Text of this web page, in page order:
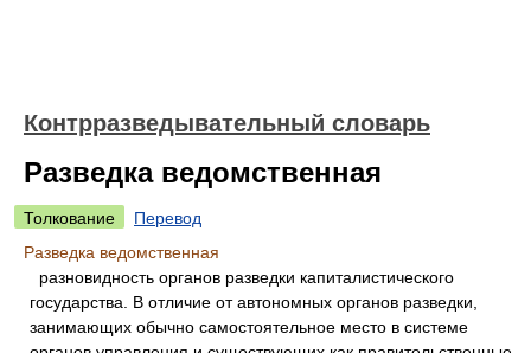
Контрразведывательный словарь
Разведка ведомственная
Толкование
Перевод
Разведка ведомственная
разновидность органов разведки капиталистического
государства. В отличие от автономных органов разведки,
занимающих обычно самостоятельное место в системе